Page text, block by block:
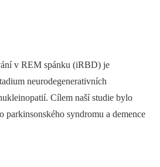
v REM spánku (iRBD) je
neurodegenerativních
Cílem naší studie bylo
parkinsonského syndromu a demence